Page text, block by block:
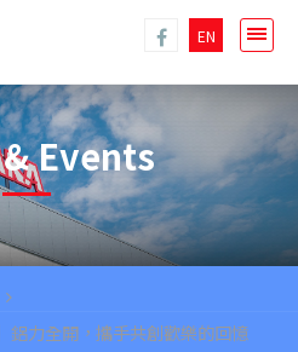
EN
Events
鋁力全開，攜手共創歡樂的回憶